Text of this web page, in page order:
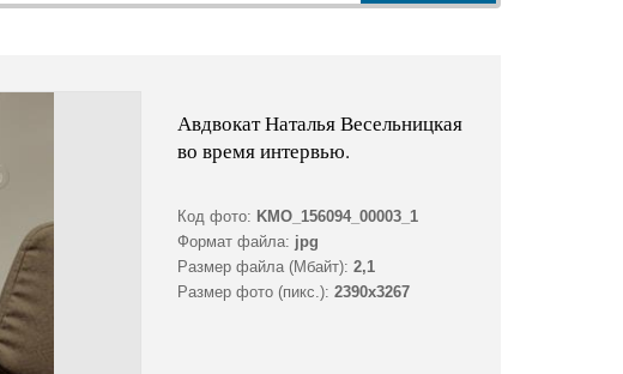
Авдвокат Наталья Весельницкая
во время интервью.
Код фото: KMO_156094_00003_1
Формат файла: jpg
Размер файла (Мбайт): 2,1
Размер фото (пикс.): 2390x3267